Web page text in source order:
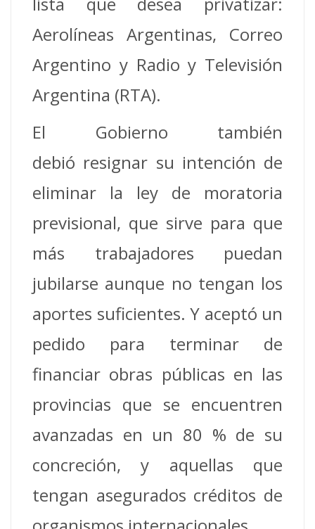
Aerolíneas Argentinas, Correo
Argentino y Radio y Televisión
Argentina (RTA).
El Gobierno también
debió resignar su intención de
eliminar la ley de moratoria
previsional, que sirve para que
más trabajadores puedan
jubilarse aunque no tengan los
aportes suficientes. Y aceptó un
pedido para terminar de
financiar obras públicas en las
provincias que se encuentren
avanzadas en un 80 % de su
concreción, y aquellas que
tengan asegurados créditos de